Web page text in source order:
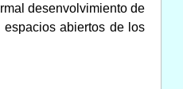
desenvolvimiento de
abiertos de los